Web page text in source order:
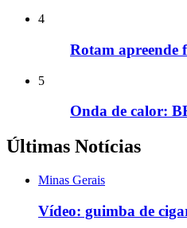
4
Rotam apreende
5
Onda de calor:
Últimas Notícias
Minas Gerais
Vídeo: guimba de